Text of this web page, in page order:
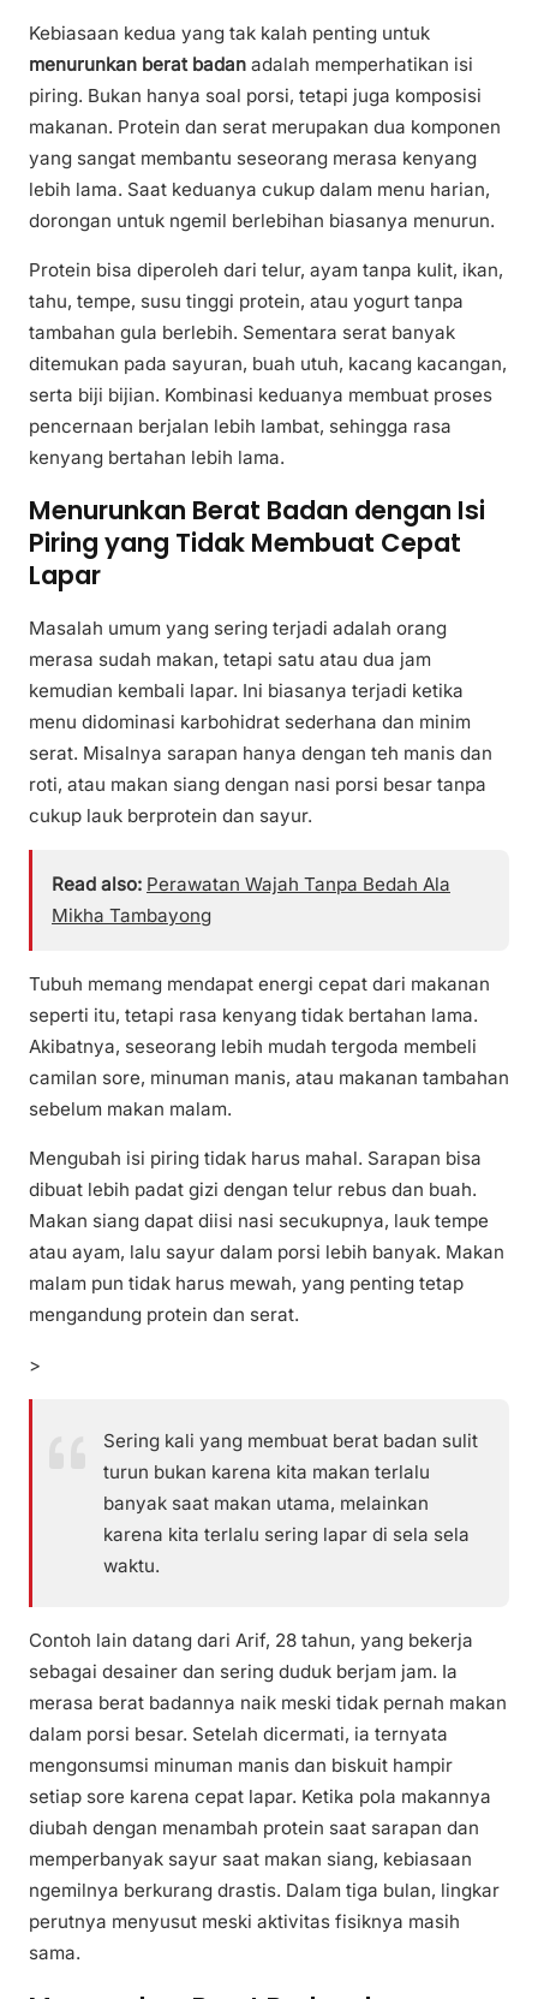
Kebiasaan kedua yang tak kalah penting untuk
menurunkan berat badan adalah memperhatikan isi
piring. Bukan hanya soal porsi, tetapi juga komposisi
makanan. Protein dan serat merupakan dua komponen
yang sangat membantu seseorang merasa kenyang
lebih lama. Saat keduanya cukup dalam menu harian,
dorongan untuk ngemil berlebihan biasanya menurun.
Protein bisa diperoleh dari telur, ayam tanpa kulit, ikan,
tahu, tempe, susu tinggi protein, atau yogurt tanpa
tambahan gula berlebih. Sementara serat banyak
ditemukan pada sayuran, buah utuh, kacang kacangan,
serta biji bijian. Kombinasi keduanya membuat proses
pencernaan berjalan lebih lambat, sehingga rasa
kenyang bertahan lebih lama.
Menurunkan Berat Badan dengan Isi
Piring yang Tidak Membuat Cepat
Lapar
Masalah umum yang sering terjadi adalah orang
merasa sudah makan, tetapi satu atau dua jam
kemudian kembali lapar. Ini biasanya terjadi ketika
menu didominasi karbohidrat sederhana dan minim
serat. Misalnya sarapan hanya dengan teh manis dan
roti, atau makan siang dengan nasi porsi besar tanpa
cukup lauk berprotein dan sayur.
Read also: Perawatan Wajah Tanpa Bedah Ala
Mikha Tambayong
Tubuh memang mendapat energi cepat dari makanan
seperti itu, tetapi rasa kenyang tidak bertahan lama.
Akibatnya, seseorang lebih mudah tergoda membeli
camilan sore, minuman manis, atau makanan tambahan
sebelum makan malam.
Mengubah isi piring tidak harus mahal. Sarapan bisa
dibuat lebih padat gizi dengan telur rebus dan buah.
Makan siang dapat diisi nasi secukupnya, lauk tempe
atau ayam, lalu sayur dalam porsi lebih banyak. Makan
malam pun tidak harus mewah, yang penting tetap
mengandung protein dan serat.
>
Sering kali yang membuat berat badan sulit
turun bukan karena kita makan terlalu
banyak saat makan utama, melainkan
karena kita terlalu sering lapar di sela sela
waktu.
Contoh lain datang dari Arif, 28 tahun, yang bekerja
sebagai desainer dan sering duduk berjam jam. Ia
merasa berat badannya naik meski tidak pernah makan
dalam porsi besar. Setelah dicermati, ia ternyata
mengonsumsi minuman manis dan biskuit hampir
setiap sore karena cepat lapar. Ketika pola makannya
diubah dengan menambah protein saat sarapan dan
memperbanyak sayur saat makan siang, kebiasaan
ngemilnya berkurang drastis. Dalam tiga bulan, lingkar
perutnya menyusut meski aktivitas fisiknya masih
sama.